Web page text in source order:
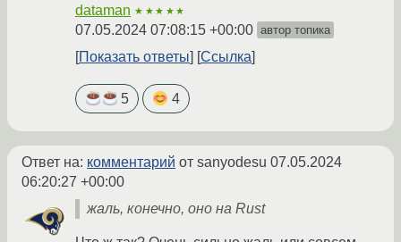
dataman ★★★★★
07.05.2024 07:08:15 +00:00 автор топика
Показать ответы Ссылка
5 4
Ответ на: комментарий от sanyodesu 07.05.2024
06:20:27 +00:00
жаль, конечно, оно на Rust